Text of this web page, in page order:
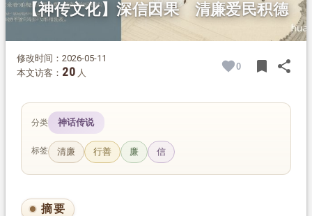
【神传文化】深信因果 清廉爱民积德
修改时间：2026-05-11
本文访客： 20 人
0 bookmark share
分类 神话传说
标签 清廉 行善 廉 信
摘要